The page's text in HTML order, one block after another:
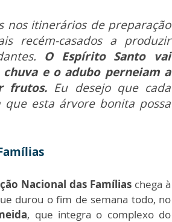
nos itinerários de preparação
recém-casados a produzir
O Espírito Santo vai
e o adubo perneiam a
frutos. Eu desejo que cada
esta árvore bonita possa
Nacional das Famílias chega à
durou o fim de semana todo, no
, que integra o complexo do